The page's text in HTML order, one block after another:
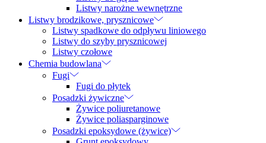
Listwy narożne wewnętrzne
Listwy brodzikowe, prysznicowe
Listwy spadkowe do odpływu liniowego
Listwy do szyby prysznicowej
Listwy czołowe
Chemia budowlana
Fugi
Fugi do płytek
Posadzki żywiczne
Żywice poliuretanowe
Żywice poliasparginowe
Posadzki epoksydowe (żywice)